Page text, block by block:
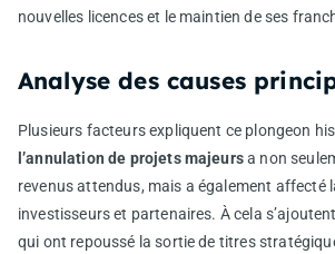
nouvelles licences et le maintien de ses
Analyse des causes
Plusieurs facteurs expliquent ce plongeon
l’annulation de projets majeursa non
revenus attendus, mais a également affecté
investisseurs et partenaires. À cela
qui ont repoussé la sortie de titres